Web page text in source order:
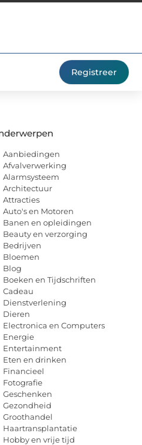
Registreer
Aanbiedingen
Afvalverwerking
Alarmsysteem
Architectuur
Attracties
Auto's en Motoren
Banen en opleidingen
Beauty en verzorging
Bedrijven
Bloemen
Blog
Boeken en Tijdschriften
Cadeau
Dienstverlening
Dieren
Electronica en Computers
Energie
Entertainment
Eten en drinken
Financieel
Fotografie
Geschenken
Gezondheid
Groothandel
Haartransplantatie
Hobby en vrije tijd